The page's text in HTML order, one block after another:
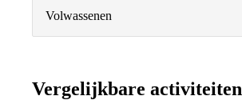
Volwassenen
Vergelijkbare activiteiten